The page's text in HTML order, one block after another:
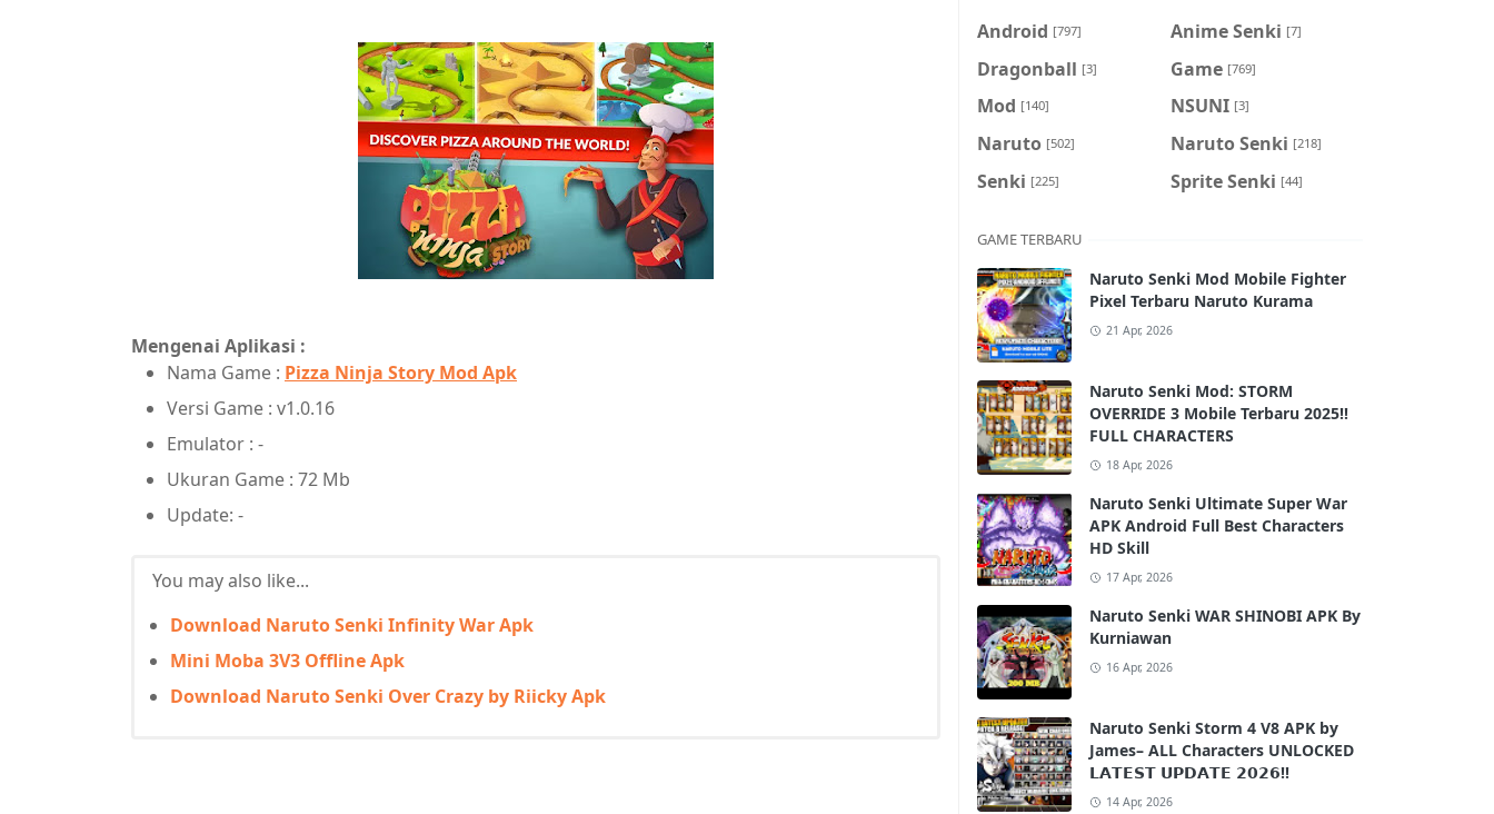
Mengenai Aplikasi :
Nama Game : Pizza Ninja Story Mod Apk
Versi Game : v1.0.16
Emulator : -
Ukuran Game : 72 Mb
Update: -
You may also like...
Download Naruto Senki Infinity War Apk
Mini Moba 3V3 Offline Apk
Download Naruto Senki Over Crazy by Riicky Apk
Android [797] Anime Senki [7]
Dragonball [3] Game [769]
Mod [140] NSUNI [3]
Naruto [502] Naruto Senki [218]
Senki [225] Sprite Senki [44]
GAME TERBARU
Naruto Senki Mod Mobile Fighter
Pixel Terbaru Naruto Kurama
21 Apr, 2026
Naruto Senki Mod: STORM
OVERRIDE 3 Mobile Terbaru 2025!!
FULL CHARACTERS
18 Apr, 2026
Naruto Senki Ultimate Super War
APK Android Full Best Characters
HD Skill
17 Apr, 2026
Naruto Senki WAR SHINOBI APK By
Kurniawan
16 Apr, 2026
Naruto Senki Storm 4 V8 APK by
James– ALL Characters UNLOCKED
𝗟𝗔𝗧𝗘𝗦𝗧 𝗨𝗣𝗗𝗔𝗧𝗘 𝟮𝟬𝟮𝟲!!
14 Apr, 2026